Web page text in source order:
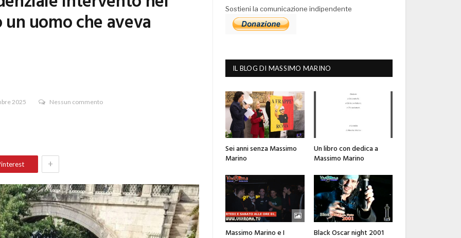
uomo che aveva
2025 Nessun commento
+
Sostieni la comunicazione indipendente
IL BLOG DI MASSIMO MARINO
Sei anni senza Massimo
Marino
Un libro con dedica a
Massimo Marino
Massimo Marino e I
Black Oscar night 2001